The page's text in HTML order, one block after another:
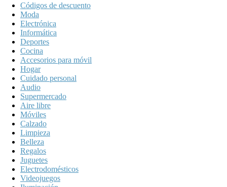
Códigos de descuento
Moda
Electrónica
Informática
Deportes
Cocina
Accesorios para móvil
Hogar
Cuidado personal
Audio
Supermercado
Aire libre
Móviles
Calzado
Limpieza
Belleza
Regalos
Juguetes
Electrodomésticos
Videojuegos